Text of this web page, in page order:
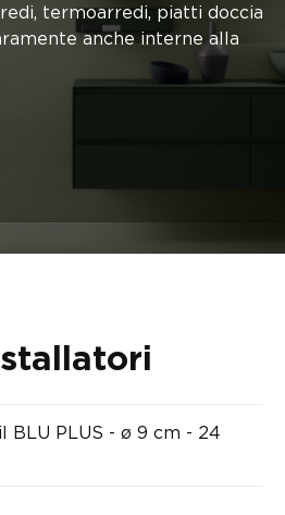
termoarredi, piatti doccia
anche interne alla
BLU PLUS - ø 9 cm - 24